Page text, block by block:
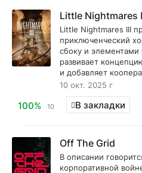
Little Nightmares
Little Nightmares III
приключенческий
сбоку и
развивает
и добавляет
10 окт. 2025 г
100% 10 В закладки
Off The Grid
В описании
корпоративной